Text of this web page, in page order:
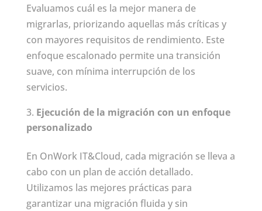
Evaluamos cuál es la mejor manera de
migrarlas, priorizando aquellas más críticas y
con mayores requisitos de rendimiento. Este
enfoque escalonado permite una transición
suave, con mínima interrupción de los
servicios.
Ejecución de la migración con un enfoque
personalizado
En OnWork IT&Cloud, cada migración se lleva a
cabo con un plan de acción detallado.
Utilizamos las mejores prácticas para
garantizar una migración fluida y sin